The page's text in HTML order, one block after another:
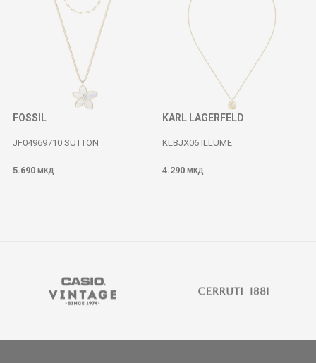
FOSSIL
JF04969710 SUTTON
5.690 МКД
KARL LAGERFELD
KLBJX06 ILLUME
4.290 МКД